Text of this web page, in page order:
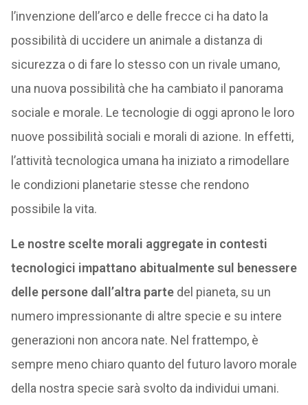
l’invenzione dell’arco e delle frecce ci ha dato la
possibilità di uccidere un animale a distanza di
sicurezza o di fare lo stesso con un rivale umano,
una nuova possibilità che ha cambiato il panorama
sociale e morale. Le tecnologie di oggi aprono le loro
nuove possibilità sociali e morali di azione. In effetti,
l’attività tecnologica umana ha iniziato a rimodellare
le condizioni planetarie stesse che rendono
possibile la vita.
Le nostre scelte morali aggregate in contesti
tecnologici impattano abitualmente sul benessere
delle persone dall’altra partedel pianeta, su un
numero impressionante di altre specie e su intere
generazioni non ancora nate. Nel frattempo, è
sempre meno chiaro quanto del futuro lavoro morale
della nostra specie sarà svolto da individui umani.